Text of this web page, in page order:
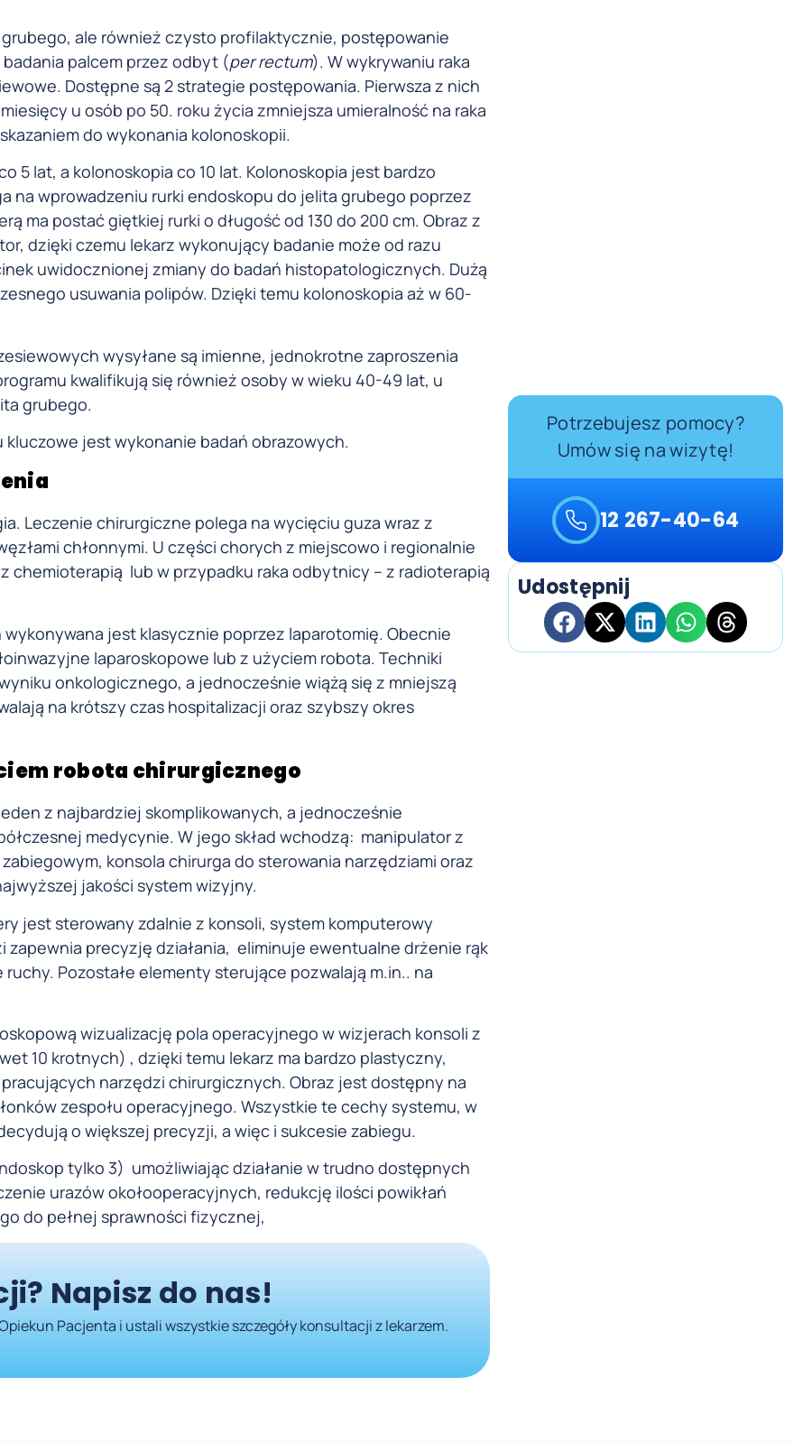
ale również czysto profilaktycznie, postępowanie
palcem przez odbyt (per rectum). W wykrywaniu raka
Dostępne są 2 strategie postępowania. Pierwsza z nich
u osób po 50. roku życia zmniejsza umieralność na raka
do wykonania kolonoskopii.
5 lat, a kolonoskopia co 10 lat. Kolonoskopia jest bardzo
na wprowadzeniu rurki endoskopu do jelita grubego poprzez
ma postać giętkiej rurki o długość od 130 do 200 cm. Obraz z
dzięki czemu lekarz wykonujący badanie może od razu
uwidocznionej zmiany do badań histopatologicznych. Dużą
usuwania polipów. Dzięki temu kolonoskopia aż w 60-
wysyłane są imienne, jednokrotne zaproszenia
kwalifikują się również osoby w wieku 40-49 lat, u
grubego.
jest wykonanie badań obrazowych.
Leczenie chirurgiczne polega na wycięciu guza wraz z
chłonnymi. U części chorych z miejscowo i regionalnie
chemioterapią lub w przypadku raka odbytnicy – z radioterapią
jest klasycznie poprzez laparotomię. Obecnie
laparoskopowe lub z użyciem robota. Techniki
onkologicznego, a jednocześnie wiążą się z mniejszą
na krótszy czas hospitalizacji oraz szybszy okres
robota chirurgicznego
z najbardziej skomplikowanych, a jednocześnie
medycynie. W jego skład wchodzą: manipulator z
konsola chirurga do sterowania narzędziami oraz
jakości system wizyjny.
jest sterowany zdalnie z konsoli, system komputerowy
precyzję działania, eliminuje ewentualne drżenie rąk
Pozostałe elementy sterujące pozwalają m.in.. na
wizualizację pola operacyjnego w wizjerach konsoli z
10 krotnych) , dzięki temu lekarz ma bardzo plastyczny,
narzędzi chirurgicznych. Obraz jest dostępny na
zespołu operacyjnego. Wszystkie te cechy systemu, w
o większej precyzji, a więc i sukcesie zabiegu.
tylko 3) umożliwiając działanie w trudno dostępnych
urazów okołooperacyjnych, redukcję ilości powikłań
do pełnej sprawności fizycznej,
Napisz do nas!
Pacjenta i ustali wszystkie szczegóły konsultacji z lekarzem.
Potrzebujesz pomocy?
Umów się na wizytę!
12 267-40-64
Udostępnij